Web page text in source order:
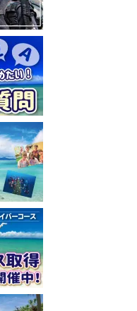
、その名も「水中世界」
コチラ】
campaign_owd_ja/c
キューバダイビング